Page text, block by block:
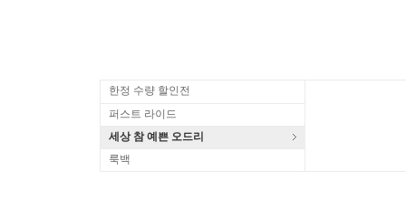
한정 수량 할인전
퍼스트 라이드
세상 참 예쁜 오드리
룩백